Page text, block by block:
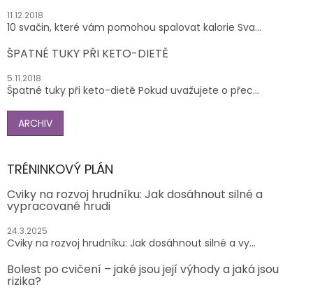
11.12.2018
10 svačin, které vám pomohou spalovat kalorie Sva...
ŠPATNÉ TUKY PŘI KETO-DIETĚ
5.11.2018
Špatné tuky při keto-dietě Pokud uvažujete o přec...
ARCHIV
TRÉNINKOVÝ PLÁN
Cviky na rozvoj hrudníku: Jak dosáhnout silné a
vypracované hrudi
24.3.2025
Cviky na rozvoj hrudníku: Jak dosáhnout silné a vy...
Bolest po cvičení – jaké jsou její výhody a jaká jsou
rizika?